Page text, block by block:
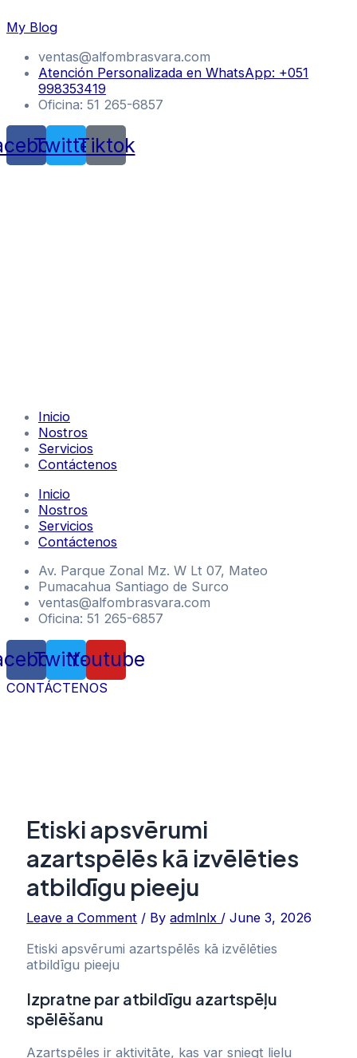
to
My Blog
ventas@alfombrasvara.com
Atención Personalizada en WhatsApp: +051
998353419
Oficina: 51 265-6857
TwitterTiktok
Inicio
Nostros
Servicios
Contáctenos
Inicio
Nostros
Servicios
Contáctenos
Av. Parque Zonal Mz. W Lt 07, Mateo
Pumacahua Santiago de Surco
ventas@alfombrasvara.com
Oficina: 51 265-6857
TwitterYoutube
CONTÁCTENOS
Etiski apsvērumi
azartspēlēs kā izvēlēties
atbildīgu pieeju
Leave a Comment / Byadmlnlx /June 3, 2026
Etiski apsvērumi azartspēlēs kā izvēlēties
atbildīgu pieeju
Izpratne par atbildīgu azartspēļu
spēlēšanu
Azartspēles ir aktivitāte, kas var sniegt lielu